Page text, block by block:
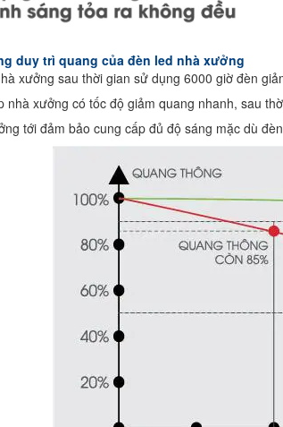
duy trì quang của đèn led nhà xưởng
xưởng sau thời gian sử dụng 6000 giờ đèn
nhà xưởng có tốc độ giảm quang nhanh, sau
tới đảm bảo cung cấp đủ độ sáng mặc dù